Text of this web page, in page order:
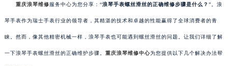
重庆浪琴维修服务中心为您分享：“浪琴手表螺丝滑丝的正确维修步骤是什么？ ”。浪
琴手表作为瑞士手表行业的领导者，其精湛的技术和卓越的性能赢得了全球消费者的青
睐。然而，像其他精密机械一样，浪琴手表也可能遇到螺丝滑丝的问题。让我们详细了解
一下浪琴手表螺丝滑丝的正确维护步骤。 重庆浪琴维修中心为您提供以下几个解决办法帮